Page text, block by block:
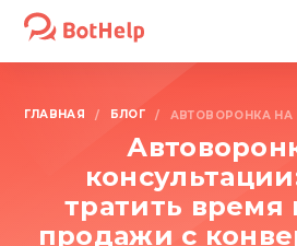
ГЛАВНАЯ / БЛОГ /
тратить время
продажи с